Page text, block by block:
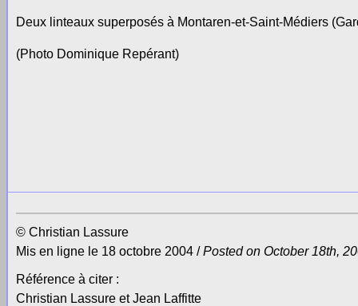
Deux linteaux superposés à Montaren-et-Saint-Médiers
(Photo Dominique Repérant)
© Christian Lassure
Mis en ligne le 18 octobre 2004 /Posted on October 18th,
Référence à citer :
Christian Lassure et Jean Laffitte